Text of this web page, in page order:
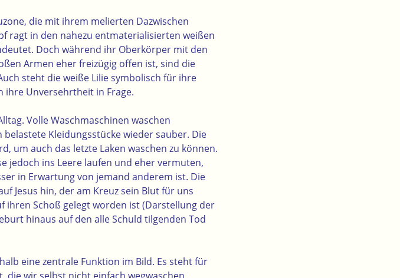
die mit ihrem melierten Dazwischen
ragt in den nahezu entmaterialisierten weißen
Doch während ihr Oberkörper mit den
Armen eher freizügig offen ist, sind die
steht die weiße Lilie symbolisch für ihre
ihre Unversehrtheit in Frage.
Volle Waschmaschinen waschen
Kleidungsstücke wieder sauber. Die
um auch das letzte Laken waschen zu können.
jedoch ins Leere laufen und eher vermuten,
in Erwartung von jemand anderem ist. Die
Jesus hin, der am Kreuz sein Blut für uns
ihren Schoß gelegt worden ist (Darstellung der
hinaus auf den alle Schuld tilgenden Tod
eine zentrale Funktion im Bild. Es steht für